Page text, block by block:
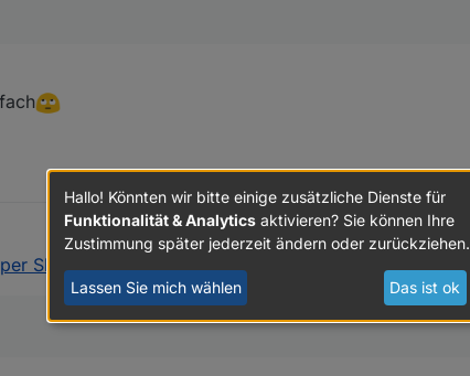
erstellt"
Skript erzeugen:
Hallo! Könnten wir bitte einige zusätzliche Dienste für
Funktionalität & Analytics aktivieren? Sie können Ihre
Zustimmung später jederzeit ändern oder zurückziehen.
Lassen Sie mich wählen Das ist ok